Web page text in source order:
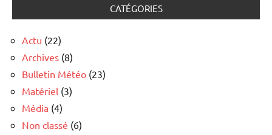
CATÉGORIES
Actu (22)
Archives (8)
Bulletin Météo (23)
Matériel (3)
Média (4)
Non classé (6)